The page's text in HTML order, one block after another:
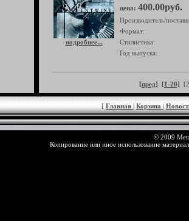
подробнее...
цена: 400.00руб.
Производитель/
Формат:
Стилистика:
Год выпуска:
[пред] [1-20]
[ Главная | Корзина |
© 2009
Копирование или иное использование